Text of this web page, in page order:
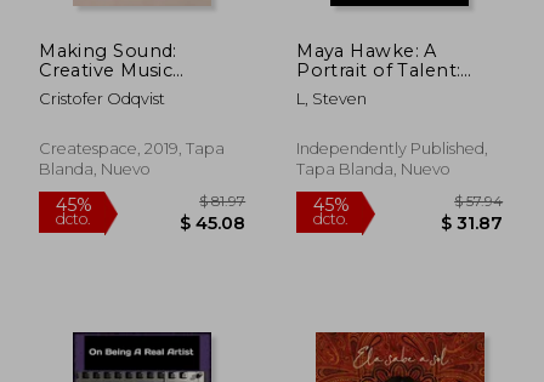
40%
dcto. $ 32.35
40%
dcto. $
Making Sound:
Creative Music
Production Tips and
Philosophies (en
Cristofer Odqvist
Createspace, 2019, Tapa
Blanda, Nuevo
Maya Hawke: A
Portrait of Talent:
From Music to
Modeling to Acting
L, Steven
Independently Published,
Tapa Blanda, Nuevo